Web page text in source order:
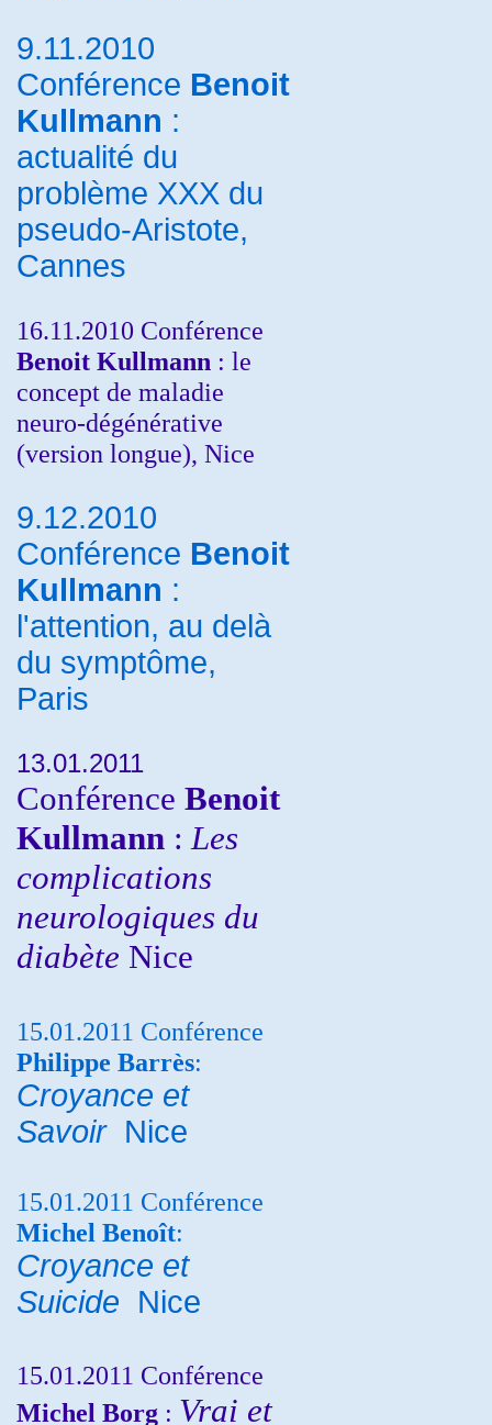
9.11.2010
Conférence Benoit
Kullmann :
actualité du
problème XXX du
pseudo-Aristote,
Cannes
16.11.2010 Conférence
Benoit Kullmann : le
concept de maladie
neuro-dégénérative
(version longue), Nice
9.12.2010
Conférence Benoit
Kullmann :
l'attention, au delà
du symptôme,
Paris
13.01.2011
Conférence Benoit
Kullmann : Les
complications
neurologiques du
diabète Nice
15.01.2011 Conférence
Philippe Barrès:
Croyance et
Savoir Nice
15.01.2011 Conférence
Michel Benoît:
Croyance et
Suicide Nice
15.01.2011 Conférence
Michel Borg : Vrai et